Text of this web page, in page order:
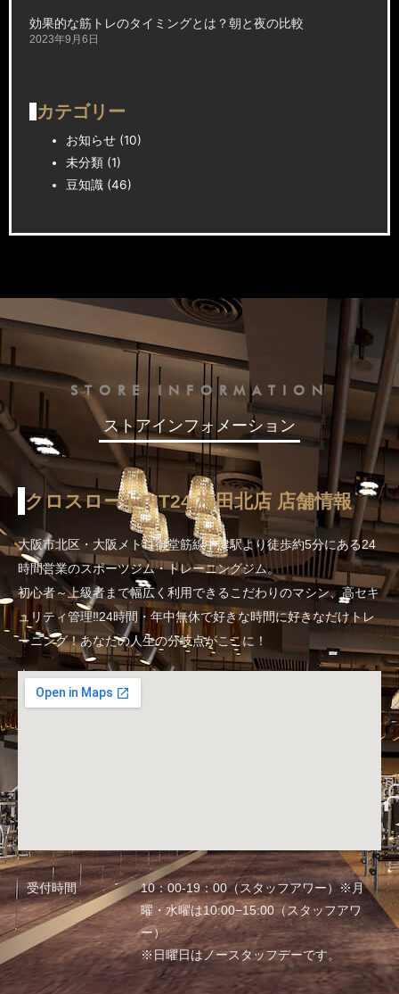
効果的な筋トレのタイミングとは？朝と夜の比較
2023年9月6日
カテゴリー
お知らせ (10)
未分類 (1)
豆知識 (46)
STORE INFORMATION
ストアインフォメーション
クロスロードFIT24 梅田北店 店舗情報
大阪市北区・大阪メトロ御堂筋線中津駅より徒歩約5分にある24
時間営業のスポーツジム・トレーニングジム。
初心者～上級者まで幅広く利用できるこだわりのマシン、高セキ
ュリティ管理‼24時間・年中無休で好きな時間に好きなだけトレ
ーニング！あなたの人生の分岐点がここに！
受付時間
10：00-19：00（スタッフアワー）※月
曜・水曜は10:00−15:00（スタッフアワ
ー）
※日曜日はノースタッフデーです。